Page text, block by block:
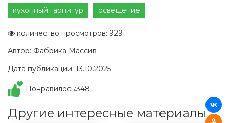
кухонный гарнитур
освещение
количество просмотров: 929
Автор: Фабрика Массив
Дата публикации: 13.10.2025
Понравилось:348
Другие интересные материалы